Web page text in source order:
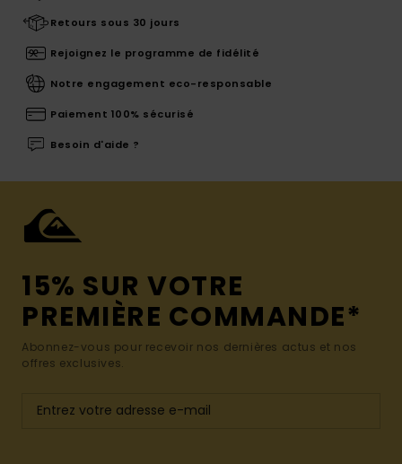
Retours sous 30 jours
Rejoignez le programme de fidélité
Notre engagement eco-responsable
Paiement 100% sécurisé
Besoin d'aide ?
15% SUR VOTRE
PREMIÈRE COMMANDE*
Abonnez-vous pour recevoir nos dernières actus et nos
offres exclusives.